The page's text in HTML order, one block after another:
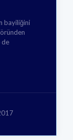
bayiliğini
de